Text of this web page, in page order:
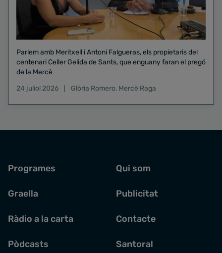
Parlem amb Meritxell i Antoni Falgueras, els propietaris del
centenari Celler Gelida de Sants, que enguany faran el pregó
de la Mercè
24 juliol 2026
Glòria Romero, Mercè Raga
Programes
Graella
Ràdio a la carta
Pòdcasts
Qui som
Publicitat
Contacte
Santoral